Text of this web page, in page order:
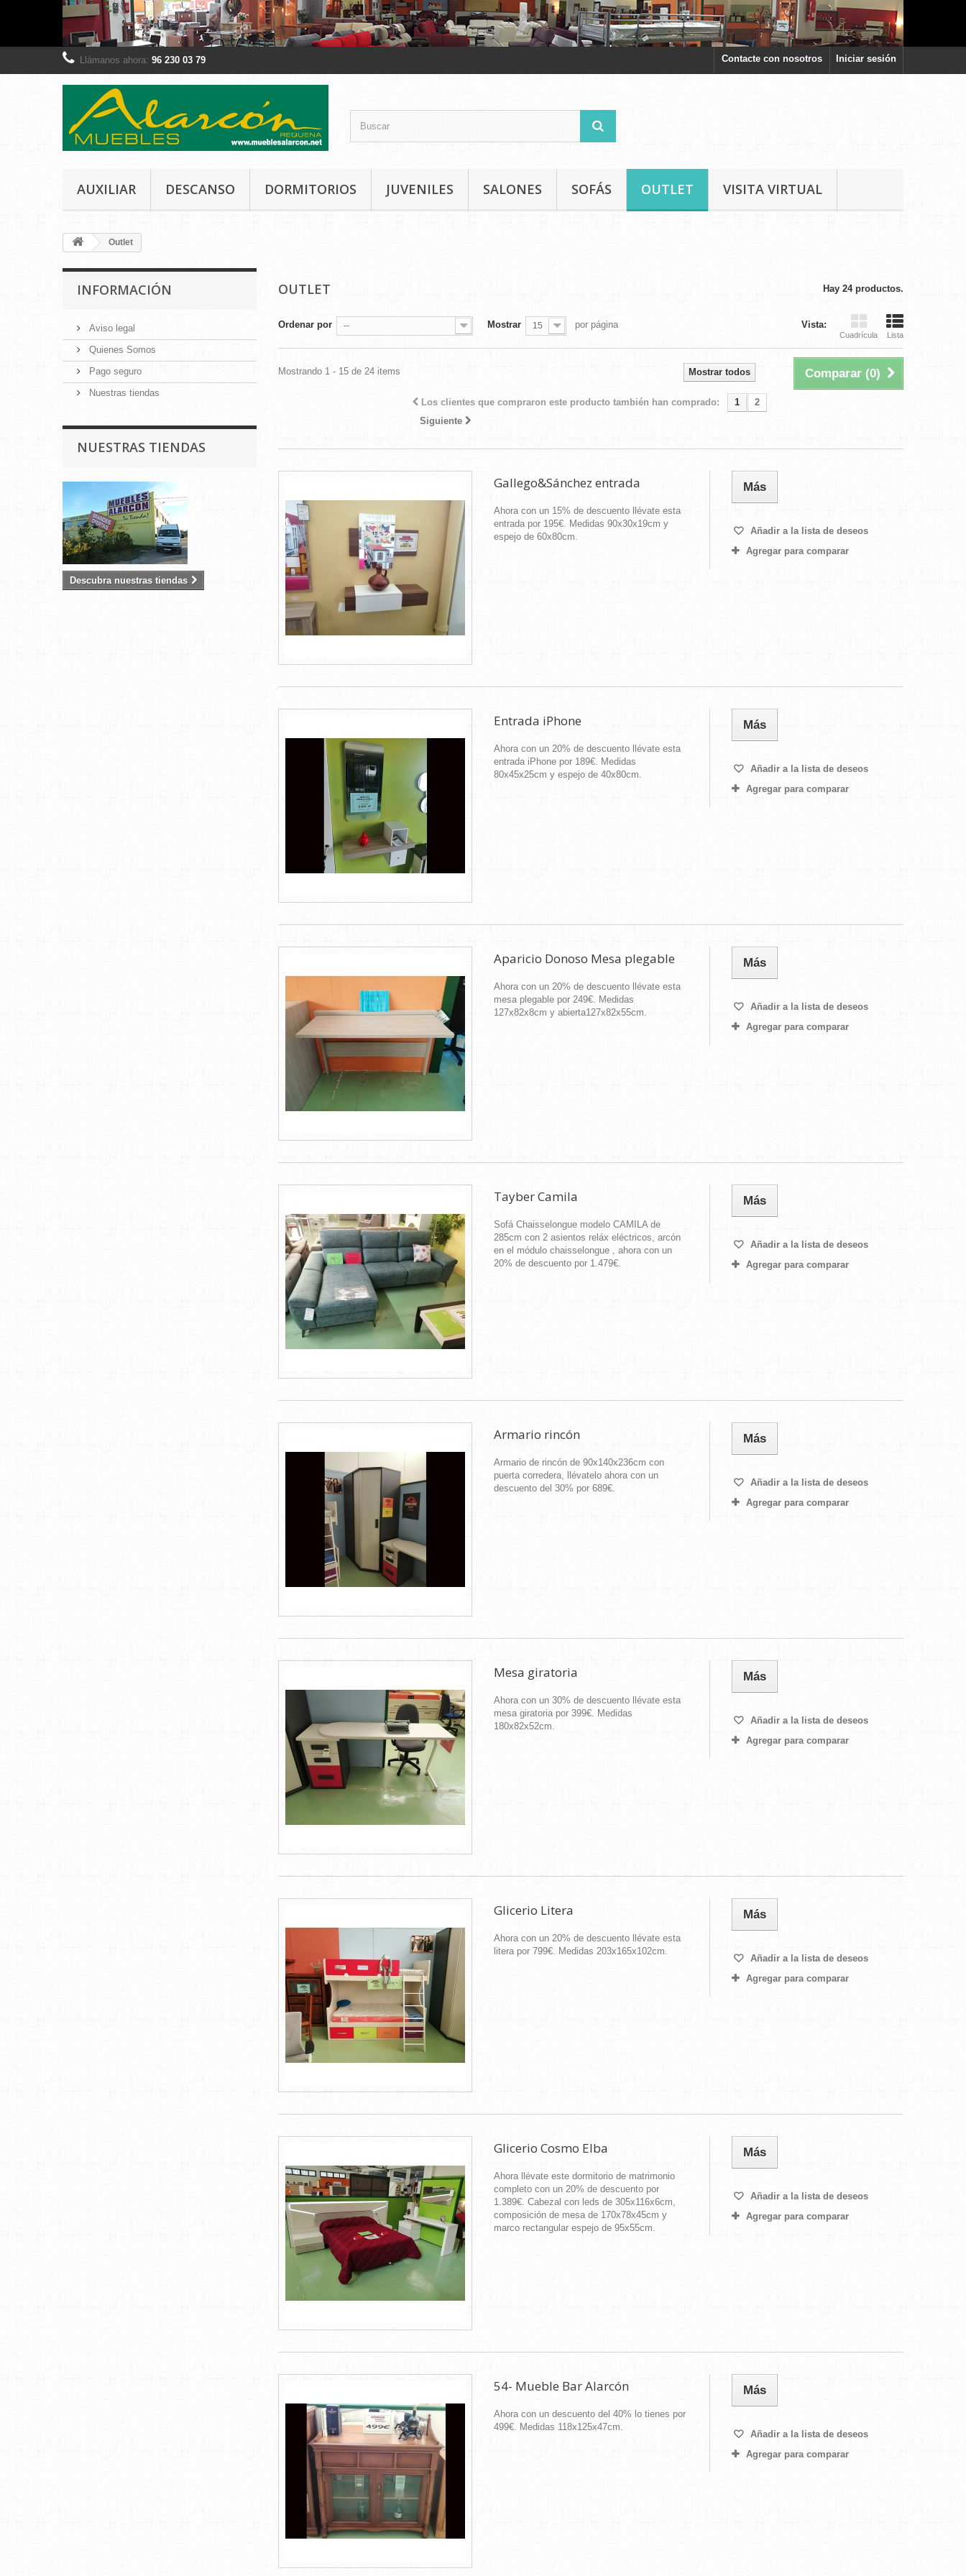
Iniciar sesión
Contacte con nosotros
Llámanos ahora: 96 230 03 79
AUXILIAR DESCANSO DORMITORIOS JUVENILES SALONES SOFÁS OUTLET VISITA VIRTUAL
Outlet
INFORMACIÓN
Aviso legal
Quienes Somos
Pago seguro
Nuestras tiendas
NUESTRAS TIENDAS
Descubra nuestras tiendas
OUTLET Hay 24 productos.
Vista:
Cuadrícula Lista
Ordenar por -- Mostrar 15 por página
Comparar (0)
Mostrar todos
Los clientes que compraron este producto también han comprado: 1
2
Siguiente
Mostrando 1 - 15 de 24 items
Gallego&Sánchez entrada
Ahora con un 15% de descuento llévate esta
entrada por 195€. Medidas 90x30x19cm y
espejo de 60x80cm.
Más
Añadir a la lista de deseos
Agregar para comparar
Entrada iPhone
Ahora con un 20% de descuento llévate esta
entrada iPhone por 189€. Medidas
80x45x25cm y espejo de 40x80cm.
Más
Añadir a la lista de deseos
Agregar para comparar
Aparicio Donoso Mesa plegable
Ahora con un 20% de descuento llévate esta
mesa plegable por 249€. Medidas
127x82x8cm y abierta127x82x55cm.
Más
Añadir a la lista de deseos
Agregar para comparar
Tayber Camila
Sofá Chaisselongue modelo CAMILA de
285cm con 2 asientos reláx eléctricos, arcón
en el módulo chaisselongue , ahora con un
20% de descuento por 1.479€.
Más
Añadir a la lista de deseos
Agregar para comparar
Armario rincón
Armario de rincón de 90x140x236cm con
puerta corredera, llévatelo ahora con un
descuento del 30% por 689€.
Más
Añadir a la lista de deseos
Agregar para comparar
Mesa giratoria
Ahora con un 30% de descuento llévate esta
mesa giratoria por 399€. Medidas
180x82x52cm.
Más
Añadir a la lista de deseos
Agregar para comparar
Glicerio Litera
Ahora con un 20% de descuento llévate esta
litera por 799€. Medidas 203x165x102cm.
Más
Añadir a la lista de deseos
Agregar para comparar
Glicerio Cosmo Elba
Ahora llévate este dormitorio de matrimonio
completo con un 20% de descuento por
1.389€. Cabezal con leds de 305x116x6cm,
composición de mesa de 170x78x45cm y
marco rectangular espejo de 95x55cm.
Más
Añadir a la lista de deseos
Agregar para comparar
54- Mueble Bar Alarcón
Ahora con un descuento del 40% lo tienes por
499€. Medidas 118x125x47cm.
Más
Añadir a la lista de deseos
Agregar para comparar